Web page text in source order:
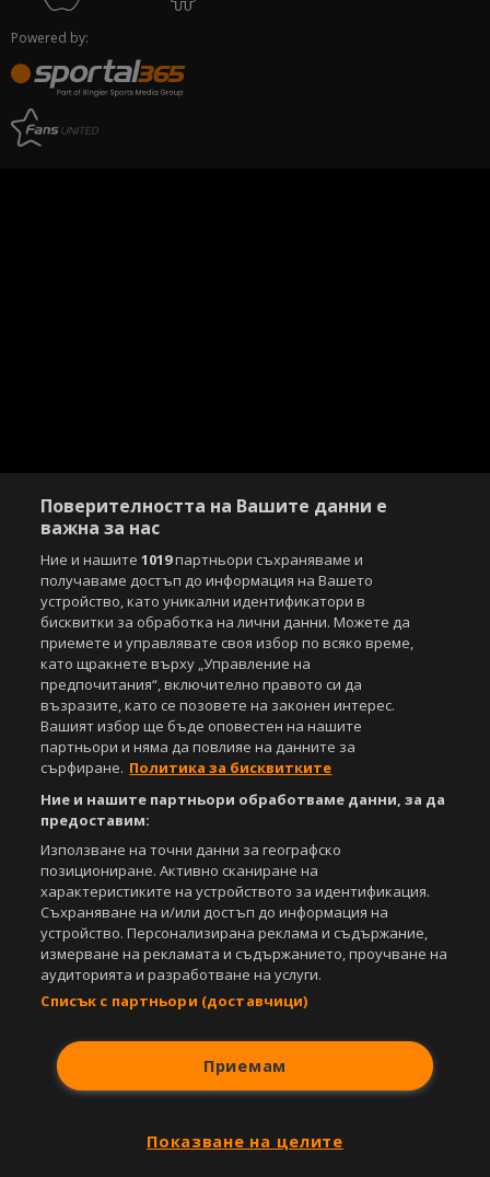
Powered by:
Поверителността на Вашите данни е
важна за нас
Ние и нашите1019партньори съхраняваме и
получаваме достъп до информация на Вашето
устройство, като уникални идентификатори в
бисквитки за обработка на лични данни. Можете да
приемете и управлявате своя избор по всяко време,
като щракнете върху „Управление на
предпочитания“, включително правото си да
възразите, като се позовете на законен интерес.
Вашият избор ще бъде оповестен на нашите
партньори и няма да повлияе на данните за
сърфиране. Политика за бисквитките
Ние и нашите партньори обработваме данни, за да
предоставим:
Използване на точни данни за географско
позициониране. Активно сканиране на
характеристиките на устройството за идентификация.
Съхраняване на и/или достъп до информация на
устройство. Персонализирана реклама и съдържание,
измерване на рекламата и съдържанието, проучване на
аудиторията и разработване на услуги.
Списък с партньори (доставчици)
Приемам
Показване на целите